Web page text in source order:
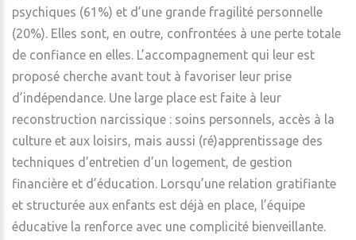
psychiques (61%) et d’une grande fragilité personnelle
(20%). Elles sont, en outre, confrontées à une perte totale
de confiance en elles. L’accompagnement qui leur est
proposé cherche avant tout à favoriser leur prise
d’indépendance. Une large place est faite à leur
reconstruction narcissique : soins personnels, accès à la
culture et aux loisirs, mais aussi (ré)apprentissage des
techniques d’entretien d’un logement, de gestion
financière et d’éducation. Lorsqu’une relation gratifiante
et structurée aux enfants est déjà en place, l’équipe
éducative la renforce avec une complicité bienveillante.